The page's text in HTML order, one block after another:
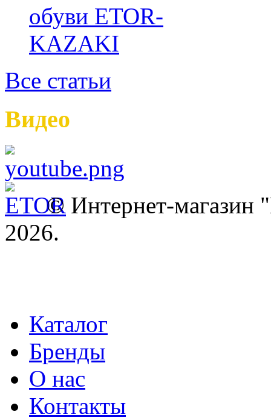
Все статьи
Видео
© Интернет-
2026.
Каталог
Бренды
О нас
Контакты